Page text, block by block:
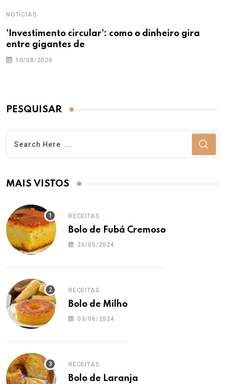
NOTÍCIAS
'Investimento circular': como o dinheiro gira
entre gigantes de
10/08/2026
PESQUISAR
MAIS VISTOS
RECEITAS
Bolo de Fubá Cremoso
26/05/2024
RECEITAS
Bolo de Milho
03/06/2024
RECEITAS
Bolo de Laranja